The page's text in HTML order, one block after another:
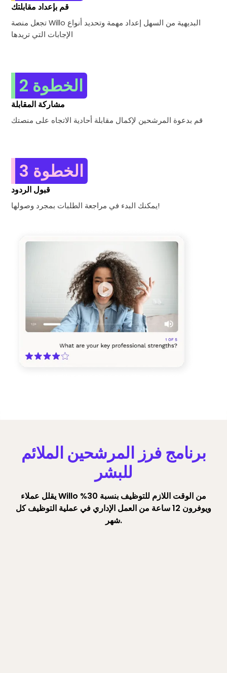
قم بإعداد مقابلتك
تجعل منصة Willo البديهية من السهل إعداد مهمة وتحديد أنواع
الإجابات التي تريدها
الخطوة 2
مشاركة المقابلة
قم بدعوة المرشحين لإكمال مقابلة أحادية الاتجاه على منصتك
الخطوة 3
قبول الردود
يمكنك البدء في مراجعة الطلبات بمجرد وصولها!
برنامج فرز المرشحين الملائم
للبشر
يقلل عملاء Willo من الوقت اللازم للتوظيف بنسبة 30%
ويوفرون 12 ساعة من العمل الإداري في عملية التوظيف كل
شهر.